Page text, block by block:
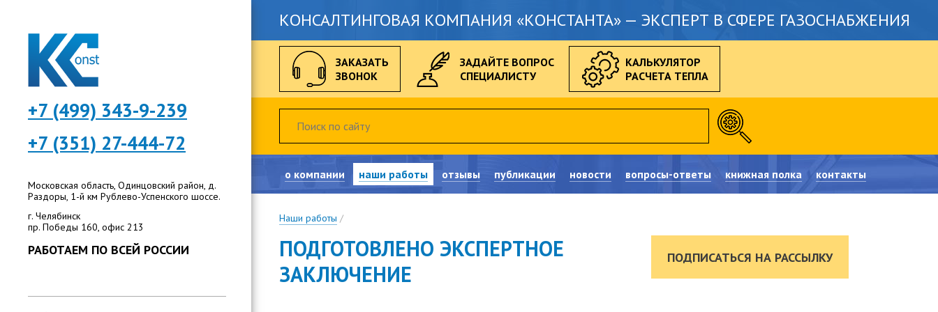
+7 (499) 343-9-239
+7 (351) 27-444-72
Московская область, Одинцовский район, д.
Раздоры, 1-й км Рублево-Успенского шоссе.
г. Челябинск
пр. Победы 160, офис 213
РАБОТАЕМ ПО ВСЕЙ РОССИИ
КОНСАЛТИНГОВАЯ КОМПАНИЯ «КОНСТАНТА» — ЭКСПЕРТ В СФЕРЕ ГАЗОСНАБЖЕНИЯ
ЗАКАЗАТЬ
ЗВОНОК
ЗАДАЙТЕ ВОПРОС
СПЕЦИАЛИСТУ
КАЛЬКУЛЯТОР
РАСЧЕТА ТЕПЛА
о компании наши работы отзывы публикации новости вопросы-ответы книжная полка контакты
Наши работы /
ПОДПИСАТЬСЯ НА РАССЫЛКУ
ПОДГОТОВЛЕНО ЭКСПЕРТНОЕ
ЗАКЛЮЧЕНИЕ